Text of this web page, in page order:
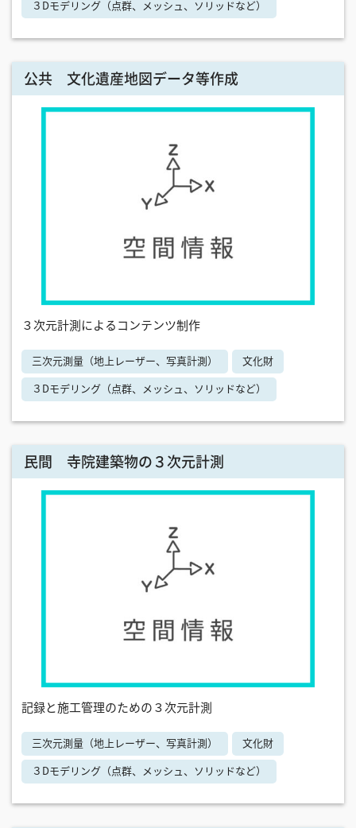
３Dモデリング（点群、メッシュ、ソリッドなど）
公共 文化遺産地図データ等作成
３次元計測によるコンテンツ制作
三次元測量（地上レーザー、写真計測） 文化財
３Dモデリング（点群、メッシュ、ソリッドなど）
民間 寺院建築物の３次元計測
記録と施工管理のための３次元計測
三次元測量（地上レーザー、写真計測） 文化財
３Dモデリング（点群、メッシュ、ソリッドなど）